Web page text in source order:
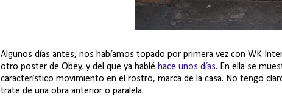
Algunos días antes, nos habíamos topado por primera vez con WK
otro poster de Obey, y del que ya hablé hace unos días. En ella se
característico movimiento en el rostro, marca de la casa. No tengo
trate de una obra anterior o paralela.